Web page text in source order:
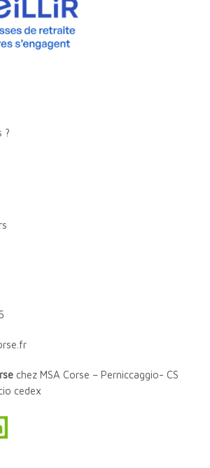
?
chez MSA Corse – Perniccaggio- CS
cedex